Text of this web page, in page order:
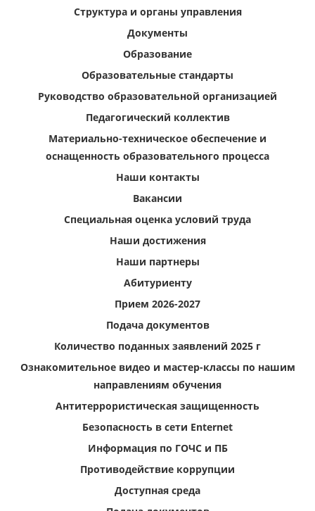
Структура и органы управления
Документы
Образование
Образовательные стандарты
Руководство образовательной организацией
Педагогический коллектив
Материально-техническое обеспечение и
оснащенность образовательного процесса
Наши контакты
Вакансии
Специальная оценка условий труда
Наши достижения
Наши партнеры
Абитуриенту
Прием 2026-2027
Подача документов
Количество поданных заявлений 2025 г
Ознакомительное видео и мастер-классы по нашим
направлениям обучения
Антитеррористическая защищенность
Безопасность в сети Enternet
Информация по ГОЧС и ПБ
Противодействие коррупции
Доступная среда